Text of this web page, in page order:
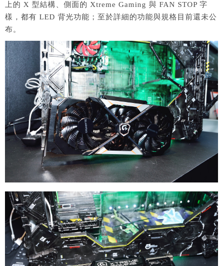
上的 X 型結構、側面的 Xtreme Gaming 與 FAN STOP 字
樣，都有 LED 背光功能；至於詳細的功能與規格目前還未公
布。